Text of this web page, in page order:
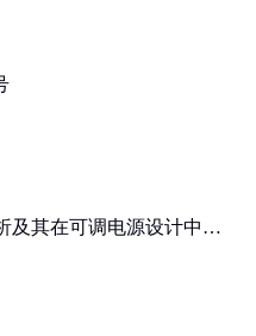
及其在可调电源设计中的